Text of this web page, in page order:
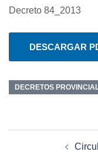
Decreto 84_2013
DESCARGAR
DECRETOS